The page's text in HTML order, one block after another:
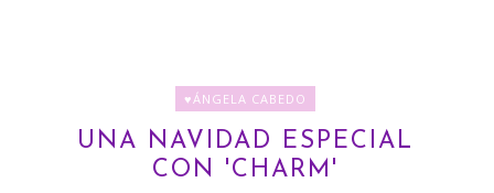
♥ÁNGELA CABEDO
UNA NAVIDAD ESPECIAL
CON 'CHARM'